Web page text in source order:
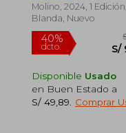
Molino, 2024, 1
Blanda, Nuevo
Disponible Usado
en Buen Estado a
S/ 49,89
Comprar